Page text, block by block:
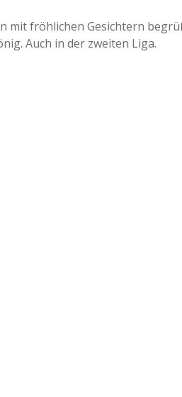
mit fröhlichen Gesichtern
Auch in der zweiten Liga.